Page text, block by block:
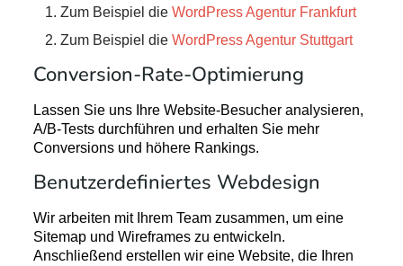
Zum Beispiel die WordPress Agentur Frankfurt
Zum Beispiel die WordPress Agentur Stuttgart
Conversion-Rate-Optimierung
Lassen Sie uns Ihre Website-Besucher analysieren,
A/B-Tests durchführen und erhalten Sie mehr
Conversions und höhere Rankings.
Benutzerdefiniertes Webdesign
Wir arbeiten mit Ihrem Team zusammen, um eine
Sitemap und Wireframes zu entwickeln.
Anschließend erstellen wir eine Website, die Ihren